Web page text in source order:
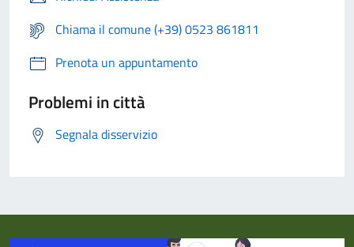
Chiama il comune (+39) 0523 861811
Prenota un appuntamento
Problemi in città
Segnala disservizio